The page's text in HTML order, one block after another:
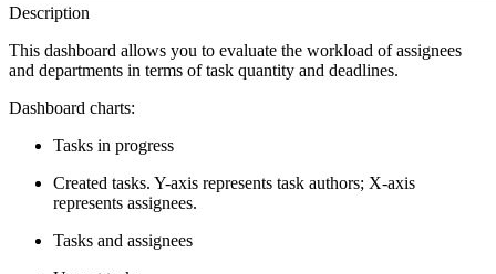
Description
This dashboard allows you to evaluate the workload of assignees
and departments in terms of task quantity and deadlines.
Dashboard charts:
Tasks in progress
Created tasks. Y-axis represents task authors; X-axis
represents assignees.
Tasks and assignees